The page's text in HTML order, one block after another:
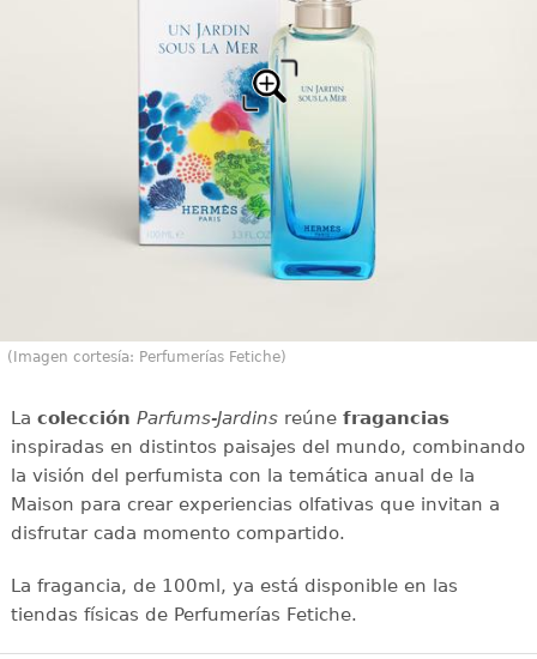
(Imagen cortesía: Perfumerías Fetiche)
La colección Parfums-Jardinsreúne fragancias
inspiradas en distintos paisajes del mundo, combinando
la visión del perfumista con la temática anual de la
Maison para crear experiencias olfativas que invitan a
disfrutar cada momento compartido.
La fragancia, de 100ml, ya está disponible en las
tiendas físicas de Perfumerías Fetiche.